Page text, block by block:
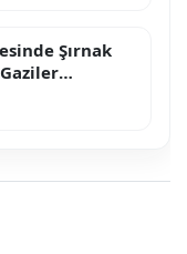
Şırnak